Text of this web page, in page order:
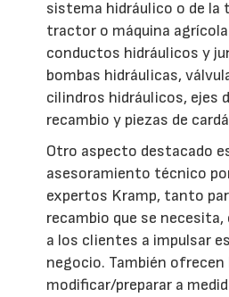
sistema hidráulico o de la
tractor o máquina
conductos hidráulicos y
bombas hidráulicas,
cilindros hidráulicos, ejes
recambio y piezas de
Otro aspecto destacado
asesoramiento técnico
expertos Kramp, tanto
recambio que se necesita,
a los clientes a impulsar
negocio. También ofrecen
modificar/preparar a